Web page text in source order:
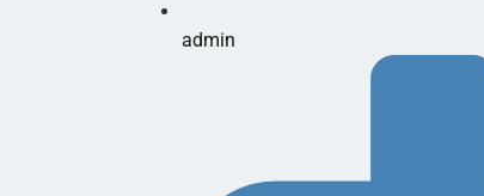
admin